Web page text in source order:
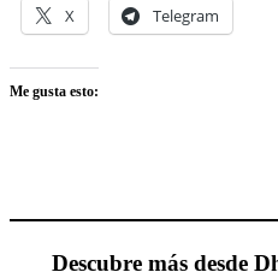
X Telegram
Me gusta esto:
Descubre más desde